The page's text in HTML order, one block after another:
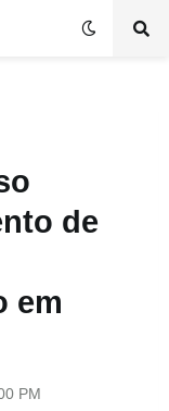
de
em
PM